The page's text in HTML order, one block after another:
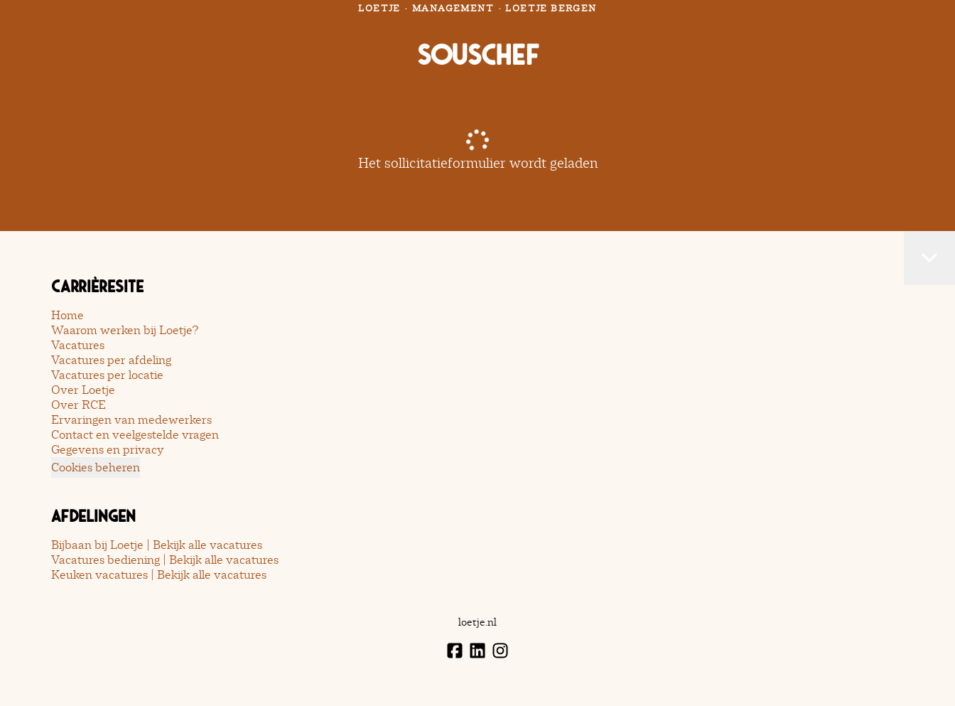
LOETJE · MANAGEMENT · LOETJE BERGEN
Souschef
Het sollicitatieformulier wordt geladen
Carrièresite
Home
Waarom werken bij Loetje?
Vacatures
Vacatures per afdeling
Vacatures per locatie
Over Loetje
Over RCE
Ervaringen van medewerkers
Contact en veelgestelde vragen
Gegevens en privacy
Cookies beheren
Afdelingen
Bijbaan bij Loetje | Bekijk alle vacatures
Vacatures bediening | Bekijk alle vacatures
Keuken vacatures | Bekijk alle vacatures
loetje.nl